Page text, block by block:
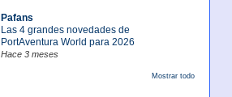
Pafans
Las 4 grandes novedades de
PortAventura World para 2026
Hace 3 meses
Mostrar todo